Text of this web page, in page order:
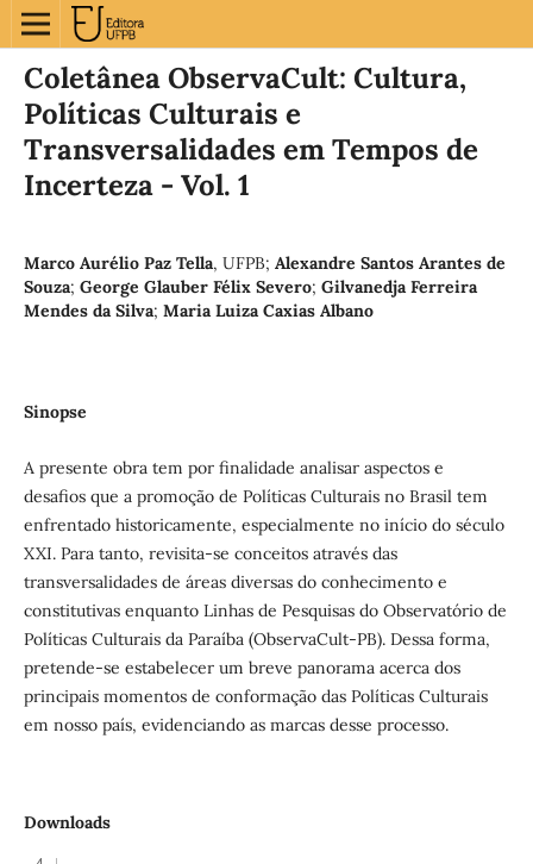
Coletânea ObservaCult: Cultura,
Políticas Culturais e
Transversalidades em Tempos de
Incerteza - Vol. 1
Marco Aurélio Paz Tella, UFPB; Alexandre Santos Arantes de
Souza; George Glauber Félix Severo; Gilvanedja Ferreira
Mendes da Silva; Maria Luiza Caxias Albano
Sinopse
A presente obra tem por finalidade analisar aspectos e
desafios que a promoção de Políticas Culturais no Brasil tem
enfrentado historicamente, especialmente no início do século
XXI. Para tanto, revisita-se conceitos através das
transversalidades de áreas diversas do conhecimento e
constitutivas enquanto Linhas de Pesquisas do Observatório de
Políticas Culturais da Paraíba (ObservaCult-PB). Dessa forma,
pretende-se estabelecer um breve panorama acerca dos
principais momentos de conformação das Políticas Culturais
em nosso país, evidenciando as marcas desse processo.
Downloads